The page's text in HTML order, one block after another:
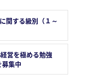
関する級別（１～
営を極める勉強
集中